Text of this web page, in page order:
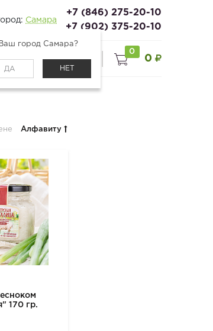
Самара
Ваш город Самара?
ДА НЕТ
+7 (846) 275-20-10
+7 (902) 375-20-10
0
0
Алфавиту
170 гр.